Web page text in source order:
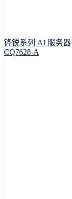
锋锐系列 AI 服务器
CQ7628-A